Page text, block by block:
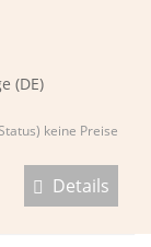
(DE)
keine Preise
Details